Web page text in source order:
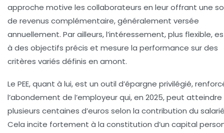
approche motive les collaborateurs en leur offrant une
de revenus complémentaire, généralement versée
annuellement. Par ailleurs, l’intéressement, plus flexible,
à des objectifs précis et mesure la performance sur des
critères variés définis en amont.
Le PEE, quant à lui, est un outil d’épargne privilégié,
l’abondement de l’employeur qui, en 2025, peut atteindre
plusieurs centaines d’euros selon la contribution du
Cela incite fortement à la constitution d’un capital